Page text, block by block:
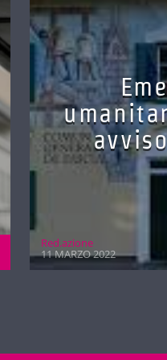
Red.azione
11 MARZO 2022